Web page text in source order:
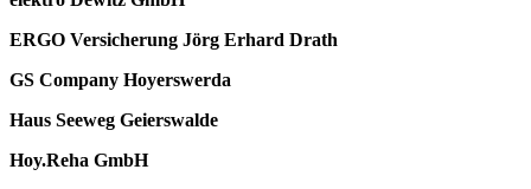
ERGO Versicherung Jörg Erhard Drath
GS Company Hoyerswerda
Haus Seeweg Geierswalde
Hoy.Reha GmbH